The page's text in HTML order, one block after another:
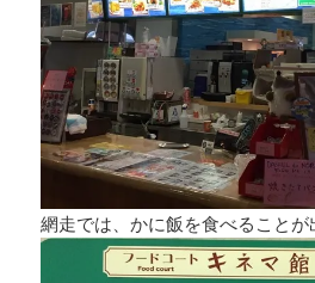
網走では、かに飯を食べることが